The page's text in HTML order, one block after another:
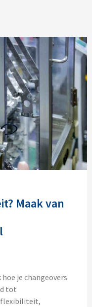
Maak van
je changeovers
tot
flexibiliteit,